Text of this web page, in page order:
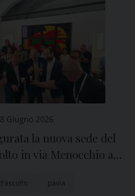
Giugno 2026
la nuova sede del
in via Menocchio a
pavia